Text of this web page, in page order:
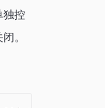
独控
。